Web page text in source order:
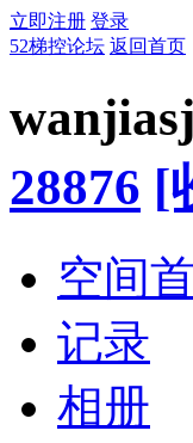
立即注册 登录
52梯控论坛 返回首页
28876 [
空间
记录
相册